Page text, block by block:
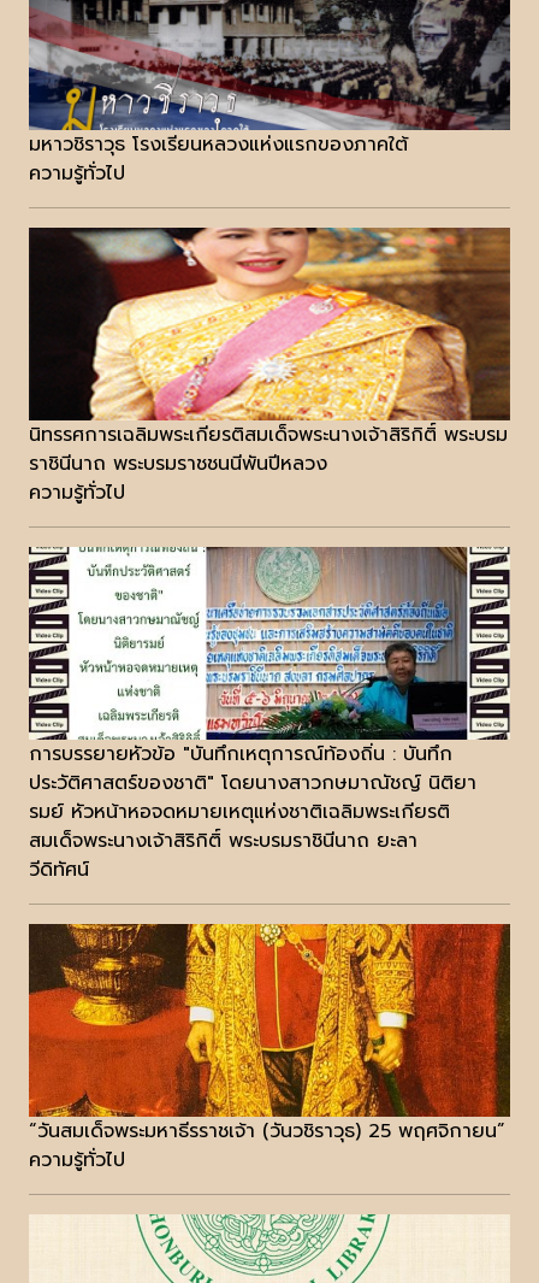
มหาวชิราวุธ โรงเรียนหลวงแห่งแรกของภาคใต้
ความรู้ทั่วไป
นิทรรศการเฉลิมพระเกียรติสมเด็จพระนางเจ้าสิริกิติ์ พระบรม
ราชินีนาถ พระบรมราชชนนีพันปีหลวง
ความรู้ทั่วไป
การบรรยายหัวข้อ "บันทึกเหตุการณ์ท้องถิ่น : บันทึก
ประวัติศาสตร์ของชาติ" โดยนางสาวกษมาณัชญ์ นิติยา
รมย์ หัวหน้าหอจดหมายเหตุแห่งชาติเฉลิมพระเกียรติ
สมเด็จพระนางเจ้าสิริกิติ์ พระบรมราชินีนาถ ยะลา
วีดิทัศน์
“วันสมเด็จพระมหาธีรราชเจ้า (วันวชิราวุธ) 25 พฤศจิกายน”
ความรู้ทั่วไป